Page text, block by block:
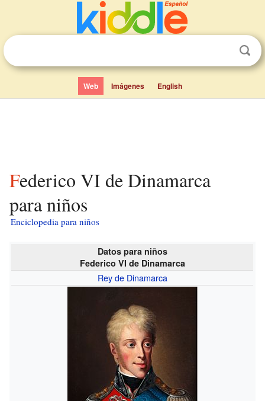
Web Imágenes English
Federico VI de Dinamarca
para niños
Enciclopedia para niños
Datos para niños
Federico VI de Dinamarca
Rey de Dinamarca